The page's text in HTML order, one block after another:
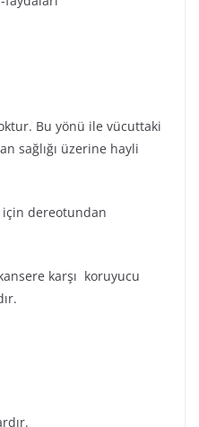
Bu yönü ile vücuttaki
sağlığı üzerine hayli
için dereotundan
karşı koruyucu